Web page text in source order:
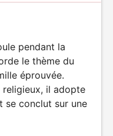
pendant la
le thème du
éprouvée.
religieux, il adopte
se conclut sur une